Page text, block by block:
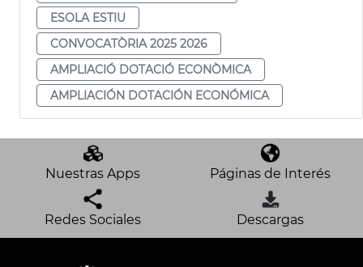
ESOLA ESTIU
CONVOCATÒRIA 2025 2026
AMPLIACIÓ DOTACIÓ ECONÒMICA
AMPLIACIÓN DOTACIÓN ECONÓMICA
Nuestras Apps Páginas de Interés
Redes Sociales Descargas